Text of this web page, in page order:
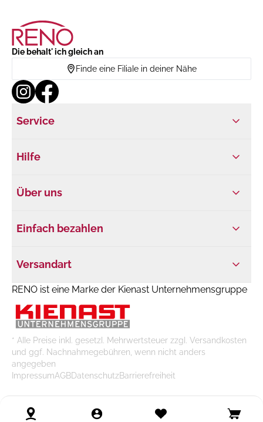
Die behalt' ich gleich an
Finde eine Filiale in deiner Nähe
Service
Hilfe
Über uns
Einfach bezahlen
Versandart
RENO ist eine Marke der Kienast Unternehmensgruppe
* Alle Preise inkl. gesetzl. Mehrwertsteuer zzgl. Versandkosten
und ggf. Nachnahmegebühren, wenn nicht anders
angegeben
ImpressumAGBDatenschutzBarrierefreiheit